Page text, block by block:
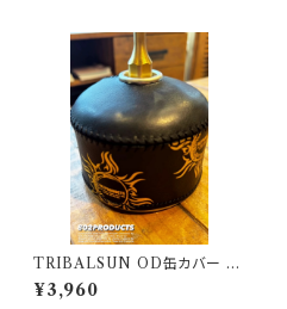
TRIBALSUN OD缶カバー ブ
ラック 802PRODUCTS カバ
ー OD缶
¥3,960